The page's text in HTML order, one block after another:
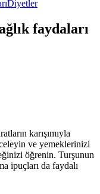
Diyetler
faydaları
karışımıyla
ve yemeklerinizi
öğrenin. Turşunun
ipuçları da faydalı